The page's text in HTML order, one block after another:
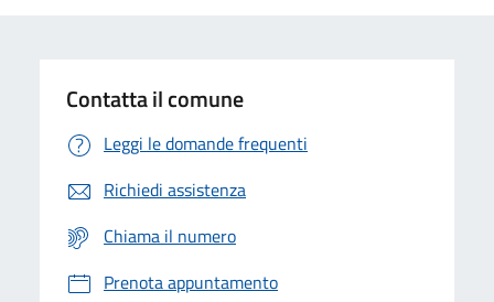
Contatta il comune
Leggi le domande frequenti
Richiedi assistenza
Chiama il numero
Prenota appuntamento